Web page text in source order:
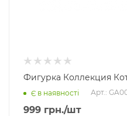
Фигурка Коллекция
Є в наявності Арт.:
999 грн./шт